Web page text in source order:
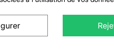
42, 53 et P231.
techniques
, davantage de